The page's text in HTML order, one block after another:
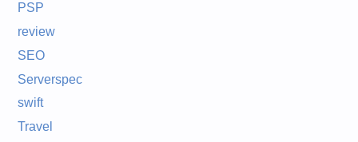
PSP
review
SEO
Serverspec
swift
Travel